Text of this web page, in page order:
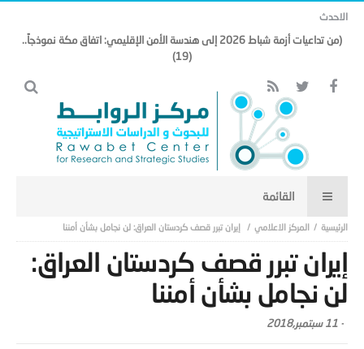
الاحدث
(من تداعيات أزمة شباط 2026 إلى هندسة الأمن الإقليمي: اتفاق مكة نموذجاً..
(19)
المركز الاعلامي إيران تبرر قصف كردستان العراق: لن نجامل بشأن أمننا
إيران تبرر قصف كردستان العراق:
لن نجامل بشأن أمننا
- 11 سبتمبر,2018